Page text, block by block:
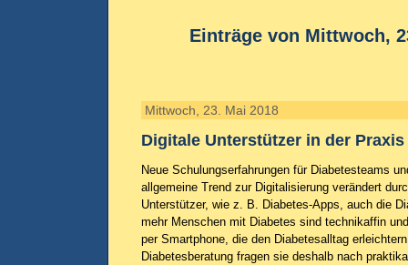
Einträge von Mittwoch,
Mittwoch, 23. Mai 2018
Digitale Unterstützer in der
Neue Schulungserfahrungen für Diabetesteams
allgemeine Trend zur Digitalisierung verändert
Unterstützer, wie z. B. Diabetes-Apps, auch die
mehr Menschen mit Diabetes sind technikaffin
per Smartphone, die den Diabetesalltag
Diabetesberatung fragen sie deshalb nach